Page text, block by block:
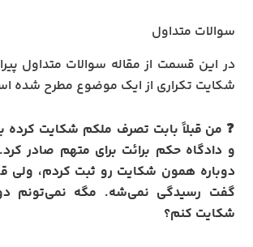
سوالات متداول
در این قسمت از مقاله سوالات متداول
شکایت تکراری از ایک موضوع مطرح شده
❓ من قبلاً بابت تصرف ملکم شکایت کرده
و دادگاه حکم برائت برای متهم صادر کرد.
دوباره همون شکایت رو ثبت کردم، ولی
گفت رسیدگی نمی‌شه. مگه نمی‌تونم
شکایت کنم؟